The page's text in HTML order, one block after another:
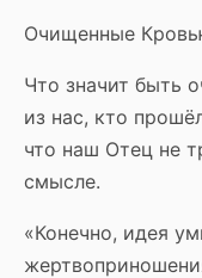
Очищенные
Что значит быть
из нас, кто
что наш Отец не
смысле.
«Конечно, идея